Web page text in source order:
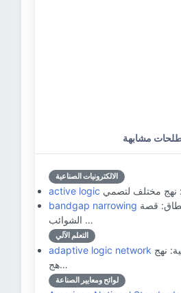
مشابهة
الالكترونيات الصناعية
active logic
bandgap narrowing
الشوائب …
التعلم الآلي
adaptive logic network
هج…
لوائح ومعايير الصناعة